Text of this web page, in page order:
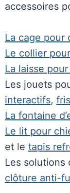
accessoires
La cage pour
Le collier
La laisse
Les jouets
interactifs,
La fontaine
Le lit pour
et le tapis
Les solutions
clôture anti-